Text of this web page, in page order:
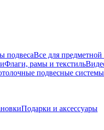
подвесаВсе для предметной
Флаги, рамы и текстиль
подвесные системы
Подарки и аксессуары